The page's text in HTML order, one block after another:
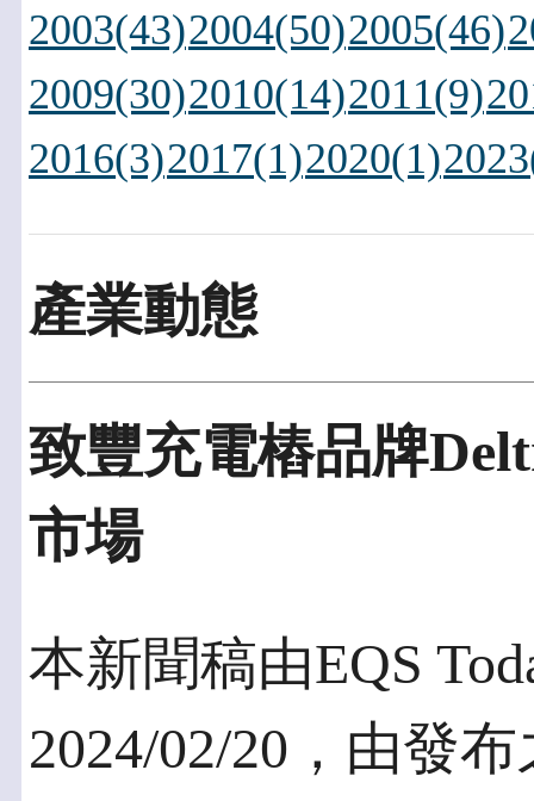
2003(43)2004(50)2005(46)
2009(30)2010(14)2011(9)
2016(3)2017(1)2020(1)
產業動態
致豐充電樁品牌
市場
本新聞稿由EQS
2024/02/20，由發